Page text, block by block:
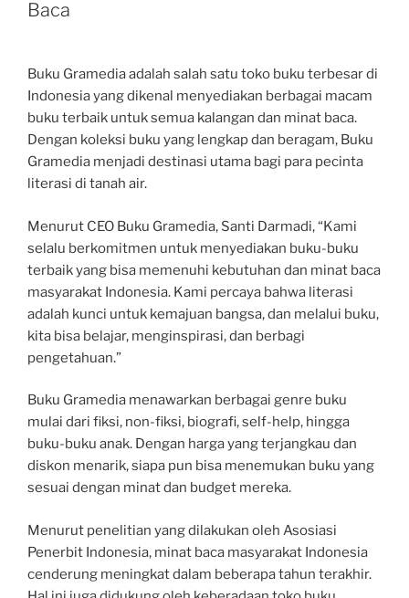
Baca
Buku Gramedia adalah salah satu toko buku terbesar di
Indonesia yang dikenal menyediakan berbagai macam
buku terbaik untuk semua kalangan dan minat baca.
Dengan koleksi buku yang lengkap dan beragam, Buku
Gramedia menjadi destinasi utama bagi para pecinta
literasi di tanah air.
Menurut CEO Buku Gramedia, Santi Darmadi, “Kami
selalu berkomitmen untuk menyediakan buku-buku
terbaik yang bisa memenuhi kebutuhan dan minat baca
masyarakat Indonesia. Kami percaya bahwa literasi
adalah kunci untuk kemajuan bangsa, dan melalui buku,
kita bisa belajar, menginspirasi, dan berbagi
pengetahuan.”
Buku Gramedia menawarkan berbagai genre buku
mulai dari fiksi, non-fiksi, biografi, self-help, hingga
buku-buku anak. Dengan harga yang terjangkau dan
diskon menarik, siapa pun bisa menemukan buku yang
sesuai dengan minat dan budget mereka.
Menurut penelitian yang dilakukan oleh Asosiasi
Penerbit Indonesia, minat baca masyarakat Indonesia
cenderung meningkat dalam beberapa tahun terakhir.